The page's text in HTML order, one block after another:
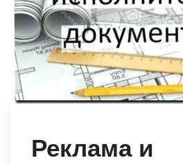
Реклама и